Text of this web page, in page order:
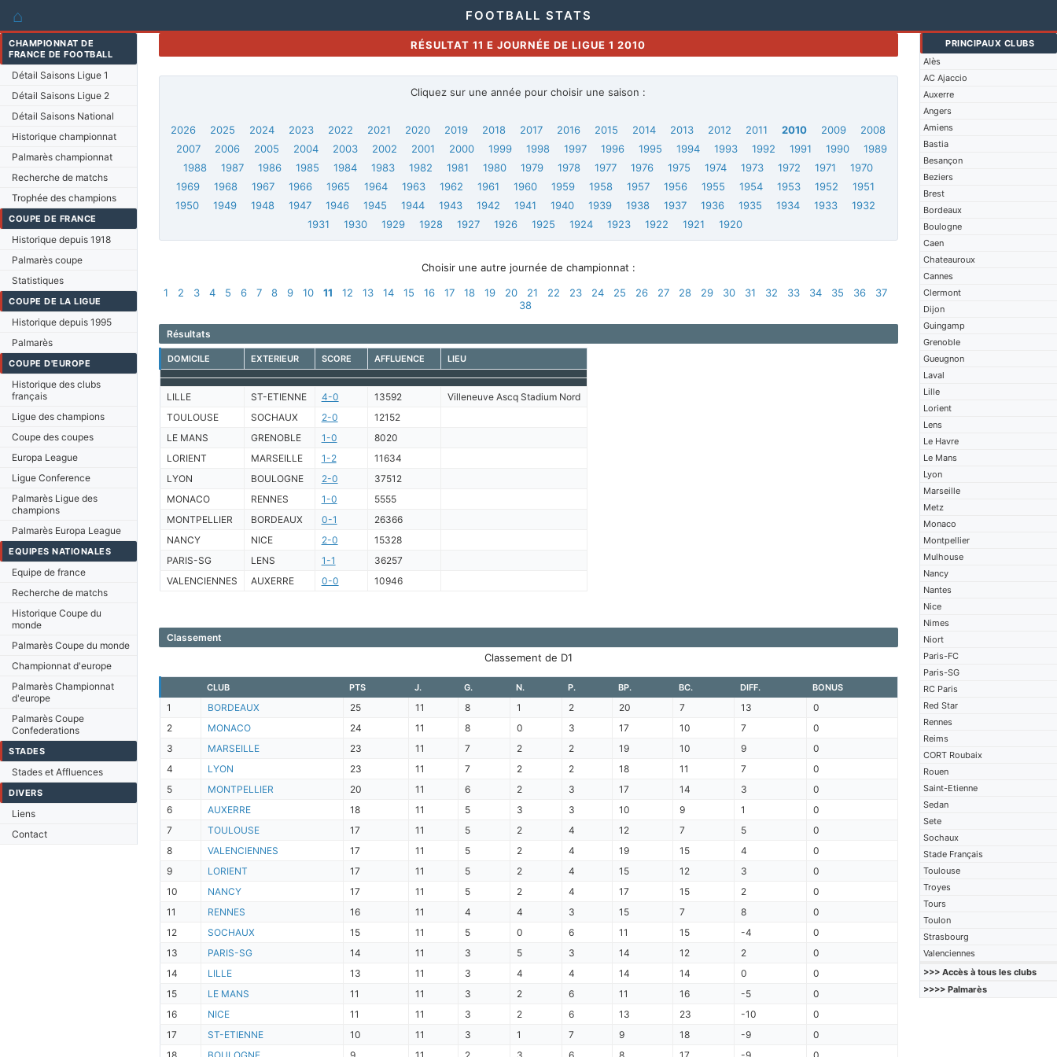
⌂ FOOTBALL STATS
CHAMPIONNAT DE
FRANCE DE FOOTBALL
Détail Saisons Ligue 1
Détail Saisons Ligue 2
Détail Saisons National
Historique championnat
Palmarès championnat
Recherche de matchs
Trophée des champions
COUPE DE FRANCE
Historique depuis 1918
Palmarès coupe
Statistiques
COUPE DE LA LIGUE
Historique depuis 1995
Palmarès
COUPE D'EUROPE
Historique des clubs
français
Ligue des champions
Coupe des coupes
Europa League
Ligue Conference
Palmarès Ligue des
champions
Palmarès Europa League
EQUIPES NATIONALES
Equipe de france
Recherche de matchs
Historique Coupe du
monde
Palmarès Coupe du monde
Championnat d'europe
Palmarès Championnat
d'europe
Palmarès Coupe
Confederations
STADES
Stades et Affluences
DIVERS
Liens
Contact
PRINCIPAUX CLUBS
Alès
AC Ajaccio
Auxerre
Angers
Amiens
Bastia
Besançon
Beziers
Brest
Bordeaux
Boulogne
Caen
Chateauroux
Cannes
Clermont
Dijon
Guingamp
Grenoble
Gueugnon
Laval
Lille
Lorient
Lens
Le Havre
Le Mans
Lyon
Marseille
Metz
Monaco
Montpellier
Mulhouse
Nancy
Nantes
Nice
Nimes
Niort
Paris-FC
Paris-SG
RC Paris
Red Star
Rennes
Reims
CORT Roubaix
Rouen
Saint-Etienne
Sedan
Sete
Sochaux
Stade Français
Toulouse
Troyes
Tours
Toulon
Strasbourg
Valenciennes
>>> Accès à tous les clubs
>>>> Palmarès
RÉSULTAT 11 E JOURNÉE DE LIGUE 1 2010
Cliquez sur une année pour choisir une saison :
2026 2025 2024 2023 2022 2021 2020 2019 2018 2017 2016 2015 2014 2013 2012 2011 2010 2009
2008
2007
2006 2005 2004 2003 2002 2001 2000 1999 1998 1997 1996 1995 1994 1993 1992 1991 1990
1989
1988
1987 1986 1985 1984 1983 1982 1981 1980 1979 1978 1977 1976 1975 1974 1973 1972 1971
1970
1969
1968 1967 1966 1965 1964 1963 1962 1961 1960 1959 1958 1957 1956 1955 1954 1953 1952
1951
1950
1949 1948 1947 1946 1945 1944 1943 1942 1941 1940 1939 1938 1937 1936 1935 1934 1933
1932
1931
1930 1929 1928 1927 1926 1925 1924 1923 1922 1921 1920
Choisir une autre journée de championnat :
1
2 3 4 5 6 7 8 9 10 11 12 13 14 15 16 17 18 19 20 21 22 23 24 25 26 27 28 29 30 31 32 33 34 35 36
37
38
Résultats
DOMICILE EXTERIEUR SCORE AFFLUENCE LIEU
LILLE ST-ETIENNE 4-0 13592
Villeneuve Ascq Stadium Nord
TOULOUSE
SOCHAUX 2-0
12152
LE MANS
GRENOBLE 1-0
8020
LORIENT
MARSEILLE 1-2
11634
LYON
BOULOGNE 2-0
37512
MONACO
RENNES 1-0
5555
MONTPELLIER
BORDEAUX 0-1
26366
NANCY
NICE 2-0
15328
PARIS-SG
LENS 1-1
36257
VALENCIENNES
AUXERRE 0-0 10946
Classement
Classement de D1
CLUB PTS J. G. N. P. BP. BC. DIFF. BONUS
1 BORDEAUX 25 11 8 1 2 20 7 13
0
2
MONACO 24 11 8 0 3 17 10 7
0
3
MARSEILLE 23 11 7 2 2 19 10 9
0
4
LYON 23 11 7 2 2 18 11 7
0
5
MONTPELLIER 20 11 6 2 3 17 14 3
0
6
AUXERRE 18 11 5 3 3 10 9 1
0
7
TOULOUSE 17 11 5 2 4 12 7 5
0
8
VALENCIENNES 17 11 5 2 4 19 15 4
0
9
LORIENT 17 11 5 2 4 15 12 3
0
10
NANCY 17 11 5 2 4 17 15 2
0
11
RENNES 16 11 4 4 3 15 7 8
0
12
SOCHAUX 15 11 5 0 6 11 15 -4
0
13
PARIS-SG 14 11 3 5 3 14 12 2
0
14
LILLE 13 11 3 4 4 14 14 0
0
15
LE MANS 11 11 3 2 6 11 16 -5
0
16
NICE 11 11 3 2 6 13 23 -10
0
17
ST-ETIENNE 10 11 3 1 7 9 18 -9
0